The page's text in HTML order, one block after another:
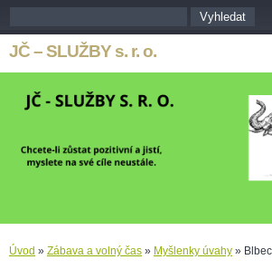
JČ – SLUŽBY s. r. o.
Úvod » Zábava a volný čas » Myšlenky úvahy »